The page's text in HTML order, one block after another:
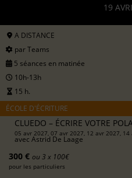
19
A DISTANCE
par Teams
5 séances en matinée
10h-13h
15 h.
ÉCOLE D'ÉCRITURE
CLUEDO – ÉCRIRE VOTRE
05 avr 2027, 07 avr 2027, 12 avr 2027,
avec Astrid De Laage
300 € ou 3 x 100€
pour les particuliers